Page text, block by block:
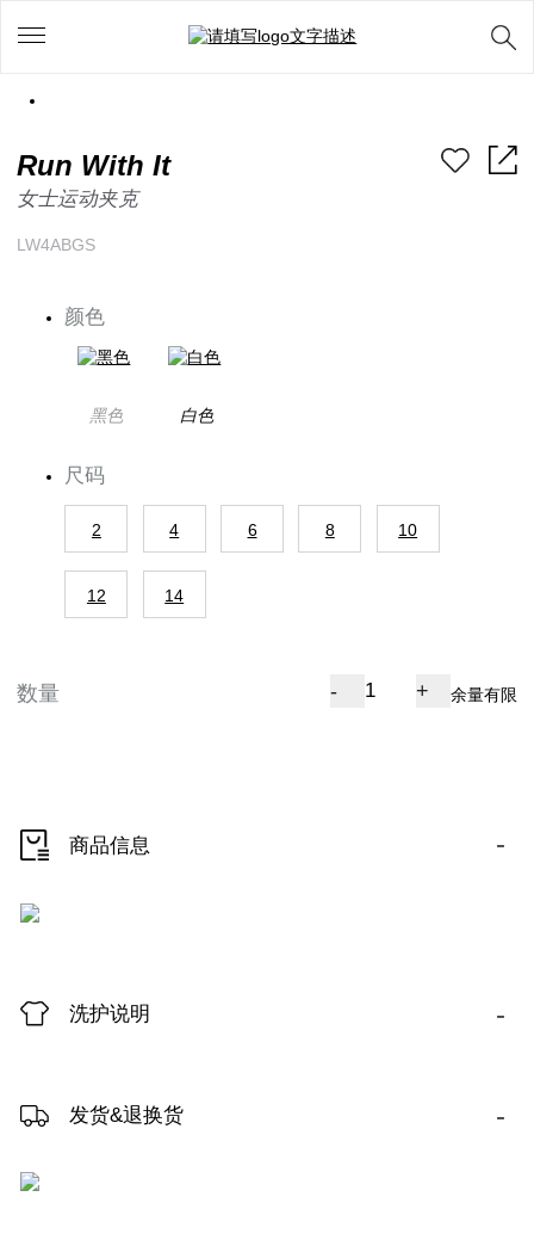
Run With It
女士运动夹克
LW4ABGS
颜色
黑色 白色
尺码
2 4 6 8 10
12 14
数量 - + 余量有限
商品信息 -
洗护说明 -
发货&退换货 -